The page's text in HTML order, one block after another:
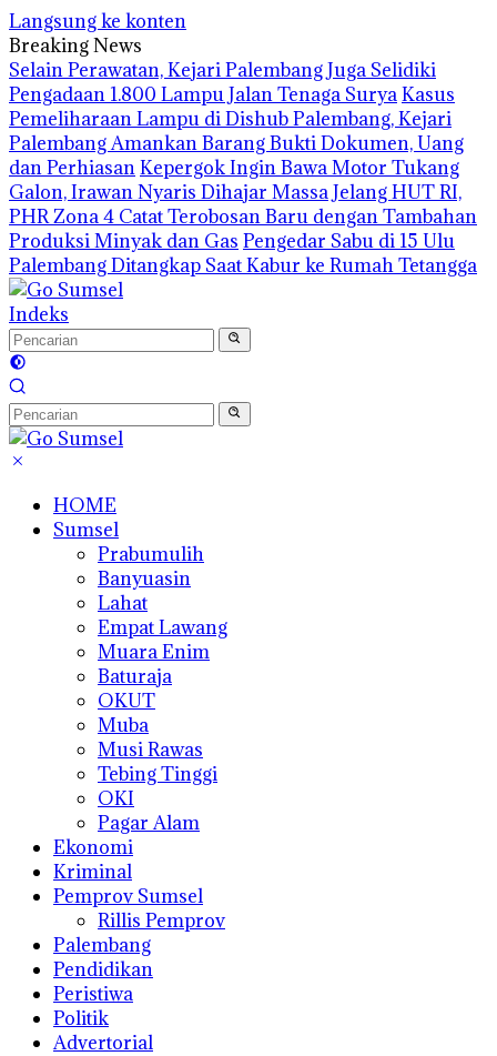
Langsung ke konten
Breaking News
Selain Perawatan, Kejari Palembang Juga Selidiki
Pengadaan 1.800 Lampu Jalan Tenaga SuryaKasus
Pemeliharaan Lampu di Dishub Palembang, Kejari
Palembang Amankan Barang Bukti Dokumen, Uang
dan PerhiasanKepergok Ingin Bawa Motor Tukang
Galon, Irawan Nyaris Dihajar MassaJelang HUT RI,
PHR Zona 4 Catat Terobosan Baru dengan Tambahan
Produksi Minyak dan Gas Pengedar Sabu di 15 Ulu
Palembang Ditangkap Saat Kabur ke Rumah Tetangga
Indeks
HOME
Sumsel
Prabumulih
Banyuasin
Lahat
Empat Lawang
Muara Enim
Baturaja
OKUT
Muba
Musi Rawas
Tebing Tinggi
OKI
Pagar Alam
Ekonomi
Kriminal
Pemprov Sumsel
Rillis Pemprov
Palembang
Pendidikan
Peristiwa
Politik
Advertorial